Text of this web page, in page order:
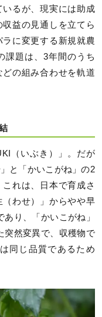
るが、現実には助成
益の見通しを立てら
に変更する新規就農
課題は、3年間のうち
の組み合わせを軌道
（いぶき）」。だが
と「かいこがね」の2
れは、日本で育成さ
わせ）」からやや早
り、「かいこがね」
突然変異で、収穫物で
同じ品質であるため